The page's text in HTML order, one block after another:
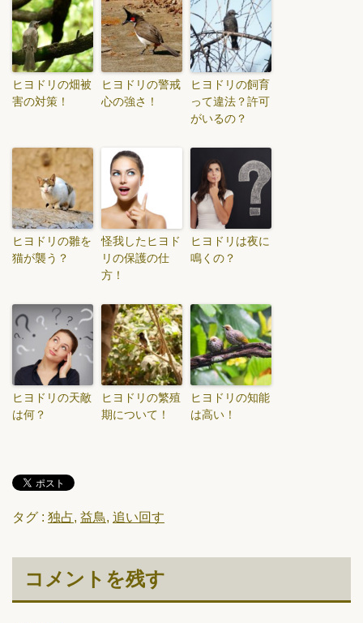
ヒヨドリの畑被
害の対策！
ヒヨドリの警戒
心の強さ！
ヒヨドリの飼育
って違法？許可
がいるの？
ヒヨドリの雛を
猫が襲う？
怪我したヒヨド
リの保護の仕
方！
ヒヨドリは夜に
鳴くの？
ヒヨドリの天敵
は何？
ヒヨドリの繁殖
期について！
ヒヨドリの知能
は高い！
タグ : 独占, 益鳥, 追い回す
コメントを残す